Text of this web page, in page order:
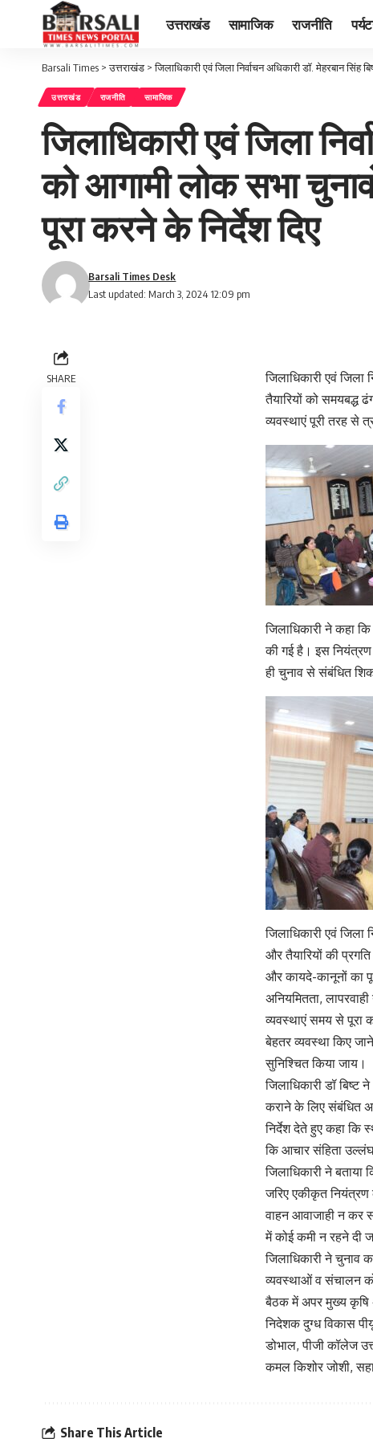
उत्तराखंड सामाजिक राजनीति
Barsali Times >उत्तराखंड >जिलाधिकारी एवं जिला निर्वाचन अधिकारी डॉ. मेहरबान
उत्तराखंड राजनीति सामाजिक
जिलाधिकारी एवं जिला
को आगामी लोक सभा
पूरा करने के निर्देश दिए
Last updated: March 3, 2024 12:09 pm
Barsali Times Desk
SHARE
जिलाधिकारी एवं
तैयारियों को समयबद्ध
व्यवस्थाएं पूरी तरह से
जिलाधिकारी ने कहा
की गई है। इस
ही चुनाव से संबंधित
जिलाधिकारी एवं
और तैयारियों की प्रगति
और कायदे-कानूनों का
अनियमितता,
व्यवस्थाएं समय से पूरा
बेहतर व्यवस्था किए जाने
सुनिश्चित किया जाय।
जिलाधिकारी डॉ बिष्ट
कराने के लिए संबंधित
निर्देश देते हुए कहा कि
कि आचार संहिता
जिलाधिकारी ने
जरिए एकीकृत
वाहन आवाजाही न कर
में कोई कमी न रहने दी
जिलाधिकारी ने चुनाव
व्यवस्थाओं व संचालन
बैठक में अपर मुख्य कृषि
निदेशक दुग्ध विकास
डोभाल, पीजी कॉलेज
कमल किशोर जोशी,
Share This Article